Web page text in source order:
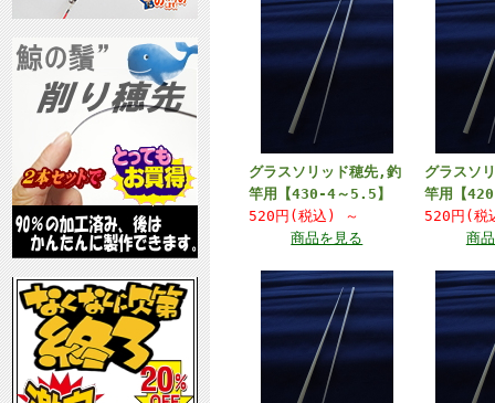
グラスソリッド穂先,釣
竿用【430-4～5.5】
520円(税込)
～
商品を見る
グラスソ
竿用【
520円(
商